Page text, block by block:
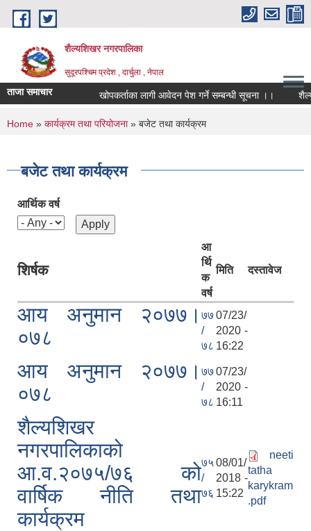
Skip to main content
शैल्यशिखर नगरपालिका
सुदूरपश्चिम प्रदेश , दार्चुला , नेपाल
ताजा समाचार खोपकर्ताका लागी आवेदन पेश गर्ने सम्बन्धी सूचना ।।
You are here
Home » कार्यक्रम तथा परियोजना» बजेट तथा कार्यक्रम
बजेट तथा कार्यक्रम
आर्थिक वर्ष
शिर्षक
आ
र्थि
क
वर्ष
मिति दस्तावेज
आय अनुमान २०७७।
०७८
७७
/
७८
07/23/
2020 -
16:22
आय अनुमान २०७७।
०७८
७७
/
७८
07/23/
2020 -
16:11
शैल्यशिखर
नगरपालिकाको
आ.व.२०७५/७६ को
वार्षिक नीति तथा
कार्यक्रम
७५
/
७६
08/01/
2018 -
15:22
neeti
tatha
karykram
.pdf